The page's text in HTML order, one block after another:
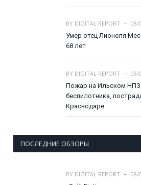
BY DIGITAL REPORT
08/
Умер отец Лионеля
68 лет
BY DIGITAL REPORT
08/
Пожар на Ильском
беспилотника,
Краснодаре
ПОСЛЕДНИЕ ОБЗОРЫ
BY DIGITAL REPORT
08/